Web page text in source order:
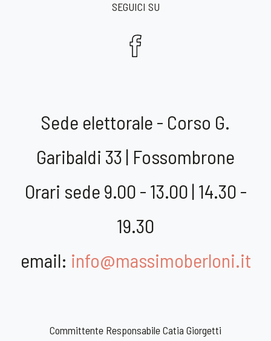
SEGUICI SU
Sede elettorale - Corso G.
Garibaldi 33 | Fossombrone
Orari sede 9.00 - 13.00 | 14.30 -
19.30
email: info@massimoberloni.it
Committente Responsabile Catia Giorgetti